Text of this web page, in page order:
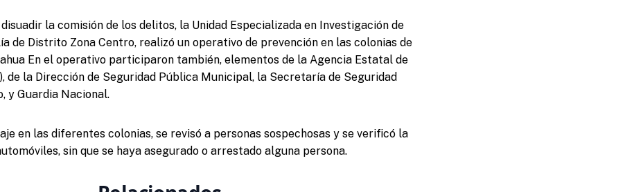
la comisión de los delitos, la Unidad Especializada en Investigación de
de Distrito Zona Centro, realizó un operativo de prevención en las colonias de
En el operativo participaron también, elementos de la Agencia Estatal de
de la Dirección de Seguridad Pública Municipal, la Secretaría de Seguridad
y Guardia Nacional.
en las diferentes colonias, se revisó a personas sospechosas y se verificó la
sin que se haya asegurado o arrestado alguna persona.